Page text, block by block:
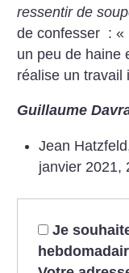
ressentir de
de confesser : «
un peu de haine
réalise un travail
Guillaume
Jean
janvier 2021,
Je